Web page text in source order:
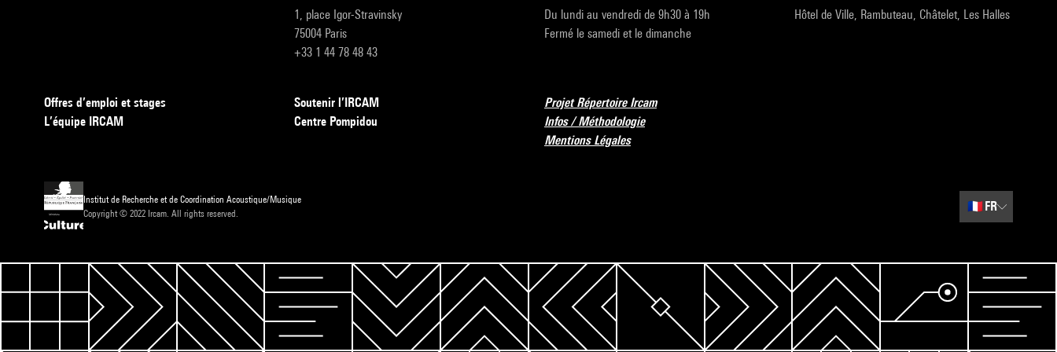
1, place Igor-Stravinsky
75004 Paris
+33 1 44 78 48 43
Du lundi au vendredi de 9h30 à 19h
Fermé le samedi et le dimanche
Hôtel de Ville, Rambuteau, Châtelet, Les Halles
Offres d’emploi et stages
L’équipe IRCAM
Soutenir l’IRCAM
Centre Pompidou
Projet Répertoire Ircam
Infos / Méthodologie
Mentions Légales
Institut de Recherche et de Coordination Acoustique/Musique
Copyright © 2022 Ircam. All rights reserved.
🇫🇷 FR